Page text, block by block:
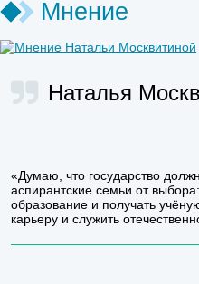
Мнение
Наталья
«Думаю, что государство
аспирантские семьи от
образование и получать
карьеру и служить